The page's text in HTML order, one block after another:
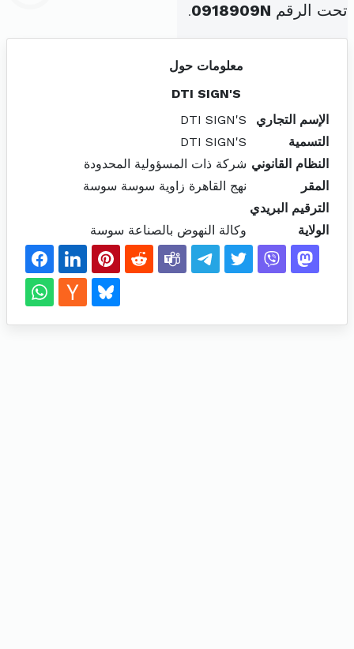
تحت الرقم 0918909N
.
معلومات حول
DTI SIGN'S
الإسم التجاري
DTI SIGN'S
التسمية
DTI SIGN'S
النظام القانوني شركة ذات المسؤولية المحدودة
المقر
نهج القاهرة زاوية سوسة سوسة
الترقيم البريدي
الولاية
وكالة النهوض بالصناعة سوسة